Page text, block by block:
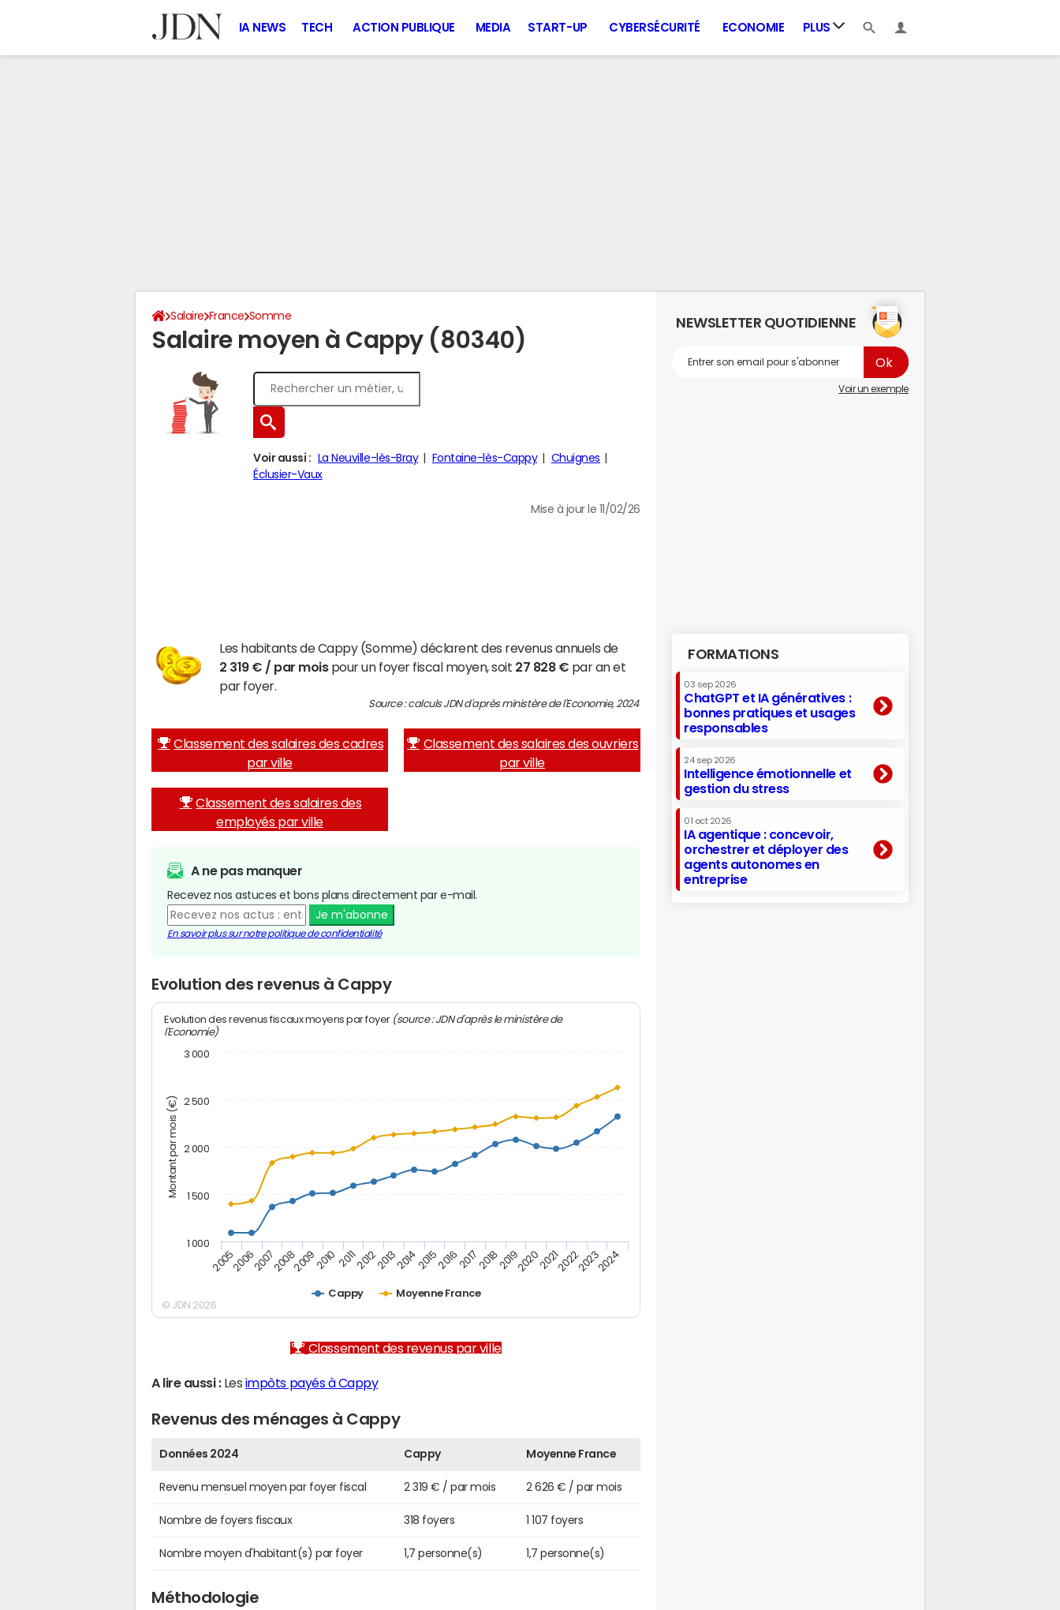
IA NEWS TECH ACTION PUBLIQUE MEDIA START-UP CYBERSÉCURITÉ ECONOMIE PLUS
Salaire France Somme
Salaire moyen à Cappy (80340)
Voir aussi : La Neuville-lès-Bray Fontaine-lès-Cappy
Chuignes
Éclusier-Vaux
Mise à jour le 11/02/26
Les habitants de Cappy (Somme) déclarent des revenus annuels de
2 319 € / par moispour un foyer fiscal moyen, soit 27 828 € par an et
par foyer.
Source : calculs JDN d'après ministère de l'Economie, 2024
Classement des salaires des cadres
par ville
Classement des salaires des ouvriers
par ville
Classement des salaires des
employés par ville
A ne pas manquer
Recevez nos astuces et bons plans directement par e-mail.
Je m'abonne
En savoir plus sur notre politique de confidentialité
Evolution des revenus à Cappy
Montant par mois (€)
Evolution des revenus fiscaux moyens par foyer (source : JDN d'après le ministère de
l'Economie)
Cappy Moyenne France
200520062007200820092010 20112012201320142015201620172018201920202021202220232024
1 000
1 500
2 000
2 500
3 000
© JDN 2026
Classement des revenus par ville
A lire aussi :Les impôts payés à Cappy
Revenus des ménages à Cappy
Données 2024 Cappy Moyenne France
Revenu mensuel moyen par foyer fiscal 2 319 € / par mois 2 626 € / par mois
Nombre de foyers fiscaux 318 foyers 1 107 foyers
Nombre moyen d'habitant(s) par foyer 1,7 personne(s) 1,7 personne(s)
Méthodologie
NEWSLETTER QUOTIDIENNE
Voir un exemple
FORMATIONS
03 sep 2026
ChatGPT et IA génératives :
bonnes pratiques et usages
responsables
24 sep 2026
Intelligence émotionnelle et
gestion du stress
01 oct 2026
IA agentique : concevoir,
orchestrer et déployer des
agents autonomes en
entreprise